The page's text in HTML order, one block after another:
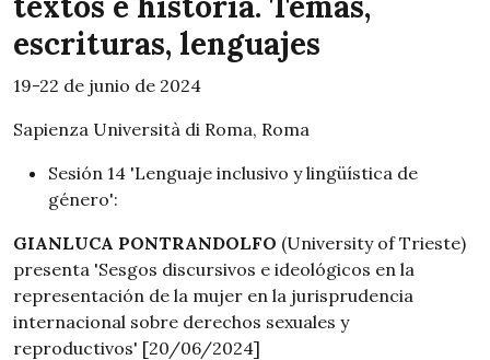
escrituras, lenguajes
19-22 de junio de 2024
Sapienza Università di Roma, Roma
Sesión 14 'Lenguaje inclusivo y lingüística de
género':
GIANLUCA PONTRANDOLFO (University of Trieste)
presenta 'Sesgos discursivos e ideológicos en la
representación de la mujer en la jurisprudencia
internacional sobre derechos sexuales y
reproductivos' [20/06/2024]